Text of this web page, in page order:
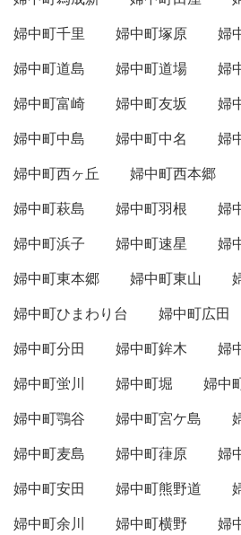
婦中町千里
婦中町塚原
婦
婦中町道島
婦中町道場
婦
婦中町富崎
婦中町友坂
婦
婦中町中島
婦中町中名
婦
婦中町西ヶ丘
婦中町西本郷
婦中町萩島
婦中町羽根
婦
婦中町浜子
婦中町速星
婦
婦中町東本郷
婦中町東山
婦中町ひまわり台
婦中町広田
婦中町分田
婦中町鉾木
婦
婦中町蛍川
婦中町堀
婦中
婦中町鶚谷
婦中町宮ケ島
婦中町麦島
婦中町葎原
婦
婦中町安田
婦中町熊野道
婦中町余川
婦中町横野
婦